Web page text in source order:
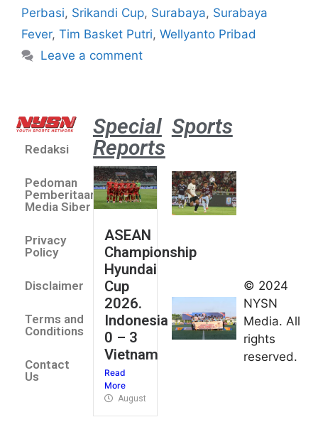
Perbasi, Srikandi Cup, Surabaya, Surabaya
Fever, Tim Basket Putri, Wellyanto Pribad
Leave a comment
Redaksi
Pedoman
Pemberitaan
Media Siber
Privacy
Policy
Disclaimer
Terms and
Conditions
Contact
Us
Special
Reports
ASEAN
Championship
Hyundai
Cup
2026.
Indonesia
0 – 3
Vietnam
Read
More
August 4, 2026
Sports
umum
Kejurnas
Panahan
Junior di
Kudus
© 2024
NYSN
Media. All
rights
reserved.